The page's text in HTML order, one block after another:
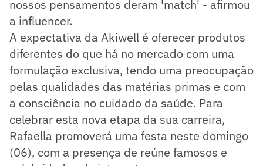
nossos pensamentos deram 'match' - afirmou
a influencer.
A expectativa da Akiwell é oferecer produtos
diferentes do que há no mercado com uma
formulação exclusiva, tendo uma preocupação
pelas qualidades das matérias primas e com
a consciência no cuidado da saúde. Para
celebrar esta nova etapa da sua carreira,
Rafaella promoverá uma festa neste domingo
(06), com a presença de reúne famosos e